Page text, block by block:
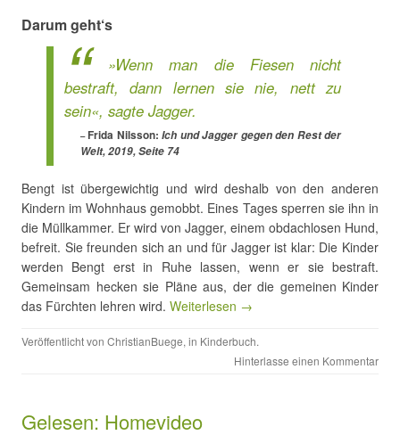
Darum geht‘s
»Wenn man die Fiesen nicht
bestraft, dann lernen sie nie, nett zu
sein«, sagte Jagger.
Frida Nilsson:Ich und Jagger gegen den Rest der
Welt, 2019, Seite 74
Bengt ist übergewichtig und wird deshalb von den anderen
Kindern im Wohnhaus gemobbt. Eines Tages sperren sie ihn in
die Müllkammer. Er wird von Jagger, einem obdachlosen Hund,
befreit. Sie freunden sich an und für Jagger ist klar: Die Kinder
werden Bengt erst in Ruhe lassen, wenn er sie bestraft.
Gemeinsam hecken sie Pläne aus, der die gemeinen Kinder
das Fürchten lehren wird. Weiterlesen →
Veröffentlicht von ChristianBuege, in Kinderbuch.
Hinterlasse einen Kommentar
Gelesen: Homevideo